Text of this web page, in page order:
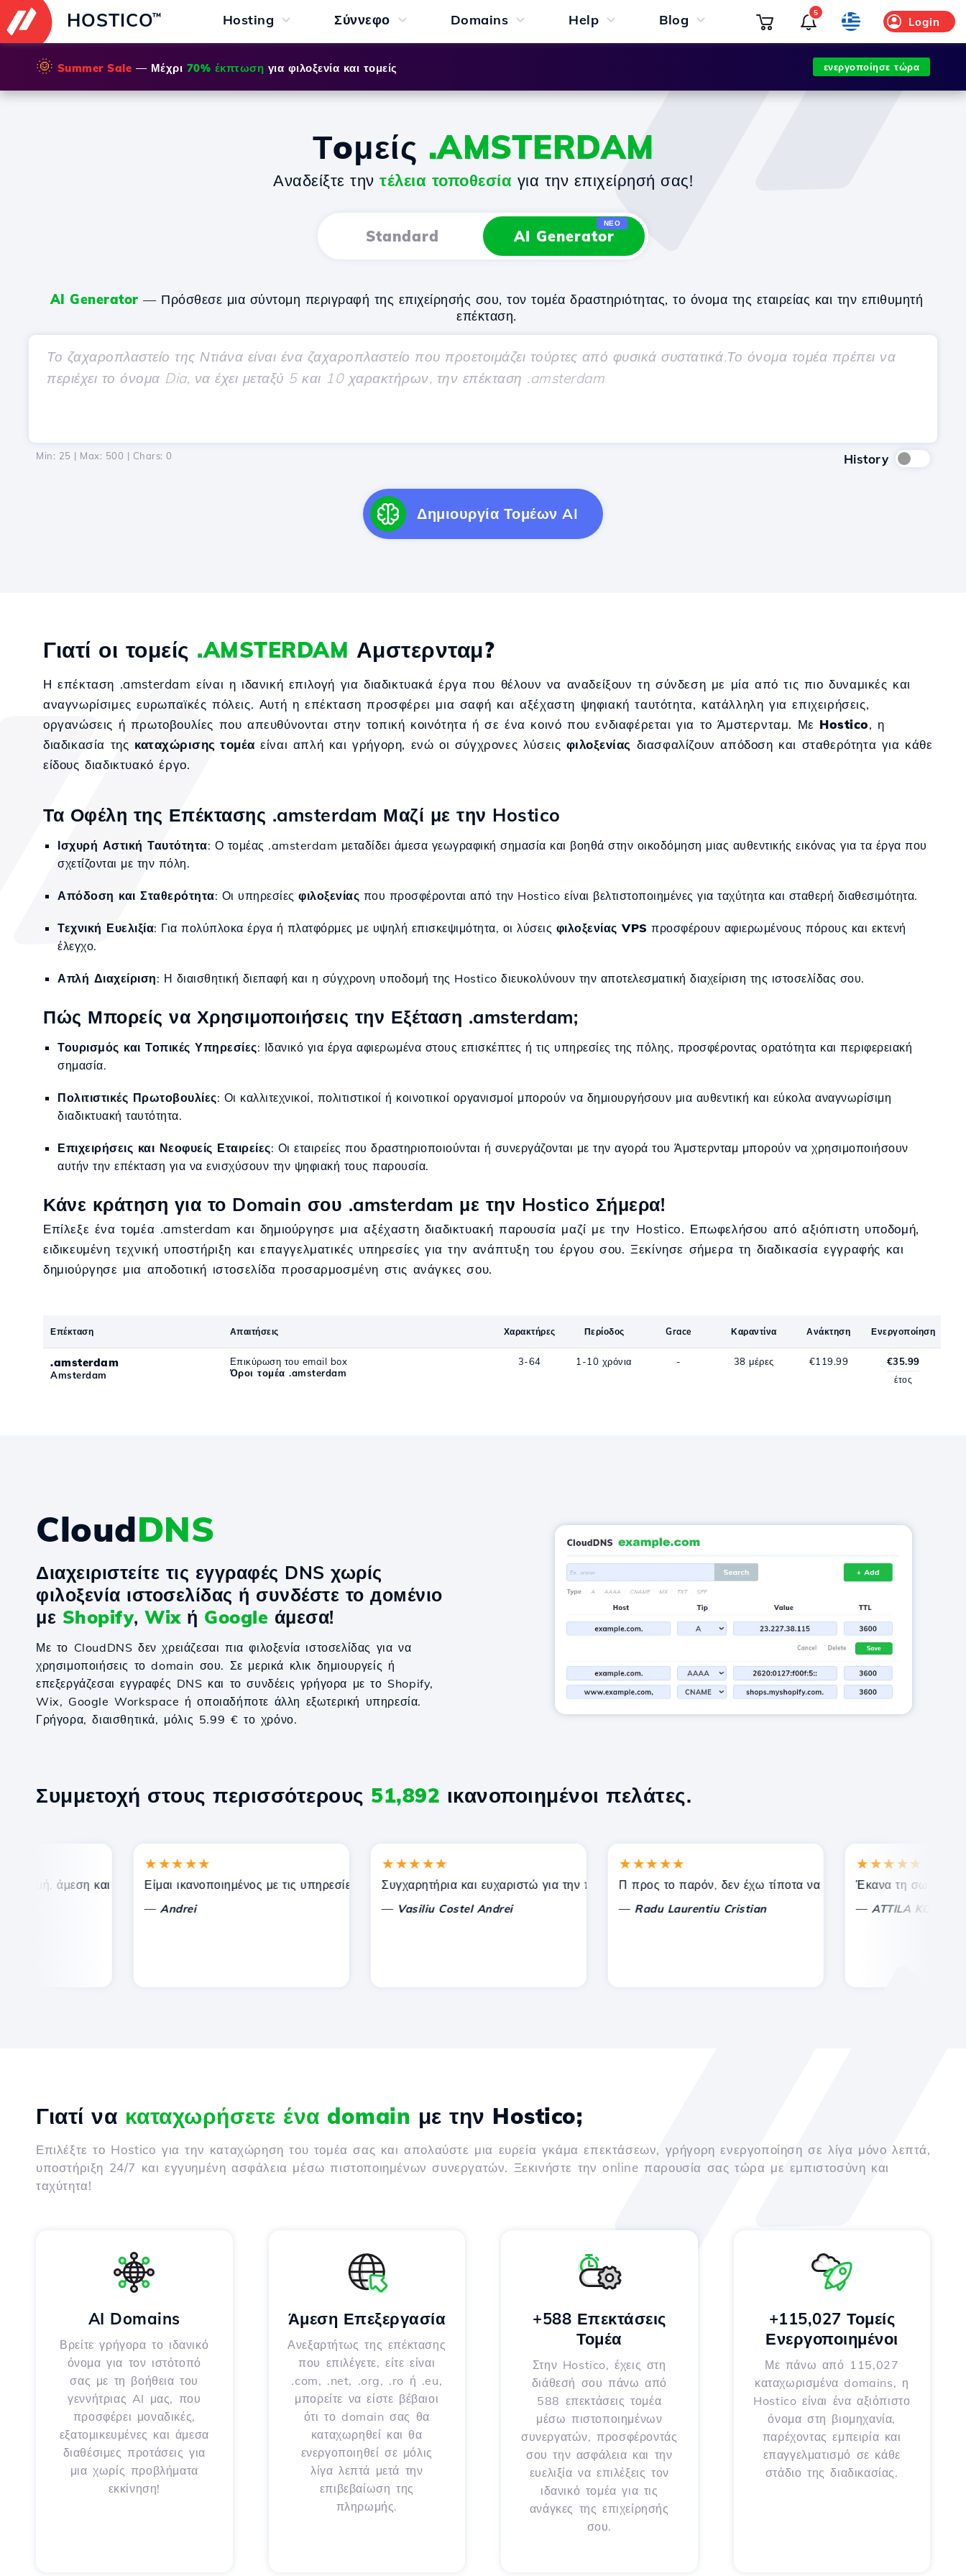
HOSTICO™ Hosting Σύννεφο Domains Help Blog Login
5
🌞 Summer Sale — Μέχρι 70% έκπτωση για φιλοξενία και τομείς ενεργοποίησε τώρα
Τoμείς .AMSTERDAM
Αναδείξτε την τέλεια τοποθεσία για την επιχείρησή σας!
Standard AI Generator
ΝΈΟ
AI Generator — Πρόσθεσε μια σύντομη περιγραφή της επιχείρησής σου, τον τομέα δραστηριότητας, το όνομα της εταιρείας και την επιθυμητή
επέκταση.
Min: 25 | Max: 500 | Chars: 0 History
Δημιουργία Τομέων AI
Γιατί οι τομείς .AMSTERDAM Αμστερνταμ?
Η επέκταση .amsterdam είναι η ιδανική επιλογή για διαδικτυακά έργα που θέλουν να αναδείξουν τη σύνδεση με μία από τις πιο δυναμικές και
αναγνωρίσιμες ευρωπαϊκές πόλεις. Αυτή η επέκταση προσφέρει μια σαφή και αξέχαστη ψηφιακή ταυτότητα, κατάλληλη για επιχειρήσεις,
οργανώσεις ή πρωτοβουλίες που απευθύνονται στην τοπική κοινότητα ή σε ένα κοινό που ενδιαφέρεται για το Άμστερνταμ. Με Hostico, η
διαδικασία της καταχώρισης τομέα είναι απλή και γρήγορη, ενώ οι σύγχρονες λύσεις φιλοξενίας διασφαλίζουν απόδοση και σταθερότητα για κάθε
είδους διαδικτυακό έργο.
Τα Οφέλη της Επέκτασης .amsterdam Μαζί με την Hostico
Ισχυρή Αστική Ταυτότητα: Ο τομέας .amsterdam μεταδίδει άμεσα γεωγραφική σημασία και βοηθά στην οικοδόμηση μιας αυθεντικής εικόνας για τα έργα που
σχετίζονται με την πόλη.
Απόδοση και Σταθερότητα: Οι υπηρεσίες φιλοξενίας που προσφέρονται από την Hostico είναι βελτιστοποιημένες για ταχύτητα και σταθερή διαθεσιμότητα.
Τεχνική Ευελιξία: Για πολύπλοκα έργα ή πλατφόρμες με υψηλή επισκεψιμότητα, οι λύσεις φιλοξενίας VPS προσφέρουν αφιερωμένους πόρους και εκτενή
έλεγχο.
Απλή Διαχείριση: Η διαισθητική διεπαφή και η σύγχρονη υποδομή της Hostico διευκολύνουν την αποτελεσματική διαχείριση της ιστοσελίδας σου.
Πώς Μπορείς να Χρησιμοποιήσεις την Εξέταση .amsterdam;
Τουρισμός και Τοπικές Υπηρεσίες: Ιδανικό για έργα αφιερωμένα στους επισκέπτες ή τις υπηρεσίες της πόλης, προσφέροντας ορατότητα και περιφερειακή
σημασία.
Πολιτιστικές Πρωτοβουλίες: Οι καλλιτεχνικοί, πολιτιστικοί ή κοινοτικοί οργανισμοί μπορούν να δημιουργήσουν μια αυθεντική και εύκολα αναγνωρίσιμη
διαδικτυακή ταυτότητα.
Επιχειρήσεις και Νεοφυείς Εταιρείες: Οι εταιρείες που δραστηριοποιούνται ή συνεργάζονται με την αγορά του Άμστερνταμ μπορούν να χρησιμοποιήσουν
αυτήν την επέκταση για να ενισχύσουν την ψηφιακή τους παρουσία.
Κάνε κράτηση για το Domain σου .amsterdam με την Hostico Σήμερα!
Επίλεξε ένα τομέα .amsterdam και δημιούργησε μια αξέχαστη διαδικτυακή παρουσία μαζί με την Hostico. Επωφελήσου από αξιόπιστη υποδομή,
ειδικευμένη τεχνική υποστήριξη και επαγγελματικές υπηρεσίες για την ανάπτυξη του έργου σου. Ξεκίνησε σήμερα τη διαδικασία εγγραφής και
δημιούργησε μια αποδοτική ιστοσελίδα προσαρμοσμένη στις ανάγκες σου.
Επέκταση Απαιτήσεις Χαρακτήρες Περίοδος Grace Καραντίνα Ανάκτηση Ενεργοποίηση
.amsterdam
Amsterdam
Επικύρωση του email box
Όροι τομέα .amsterdam
3-64 1-10 χρόνια - 38 μέρες €119.99 €35.99
έτος
CloudDNS
Διαχειριστείτε τις εγγραφές DNS χωρίς
φιλοξενία ιστοσελίδας ή συνδέστε το домένιο
με Shopify, Wixή Google άμεσα!
Με το CloudDNS δεν χρειάζεσαι πια φιλοξενία ιστοσελίδας για να
χρησιμοποιήσεις το domain σου. Σε μερικά κλικ δημιουργείς ή
επεξεργάζεσαι εγγραφές DNS και το συνδέεις γρήγορα με το Shopify,
Wix, Google Workspace ή οποιαδήποτε άλλη εξωτερική υπηρεσία.
Γρήγορα, διαισθητικά, μόλις 5.99 € το χρόνο.
Συμμετοχή στους περισσότερους 51,892 ικανοποιημένοι πελάτες.
άμεση και αποτελεσματική τεχνική υποστήριξη.
★★★★★
Είμαι ικανοποιημένος με τις υπηρεσίες που προσφέρει η Hostico. Σας έχω συστήσει σε άλλους γνωστούς.
Andrei
★★★★★
Συγχαρητήρια και ευχαριστώ για την παρεχόμενη υποστήριξη!
Vasiliu Costel Andrei
★★★★★
Π προς το παρόν, δεν έχω τίποτα να σχολιάσω, μόνο να εκτιμήσω.
Radu Laurentiu Cristian
★★★★★
Έκανα τη σωστή
ATTILA KOLES
Γιατί να καταχωρήσετε ένα domain με την Hostico;
Επιλέξτε το Hostico για την καταχώρηση του τομέα σας και απολαύστε μια ευρεία γκάμα επεκτάσεων, γρήγορη ενεργοποίηση σε λίγα μόνο λεπτά,
υποστήριξη 24/7 και εγγυημένη ασφάλεια μέσω πιστοποιημένων συνεργατών. Ξεκινήστε την online παρουσία σας τώρα με εμπιστοσύνη και
ταχύτητα!
AI Domains
Βρείτε γρήγορα το ιδανικό
όνομα για τον ιστότοπό
σας με τη βοήθεια του
γεννήτριας AI μας, που
προσφέρει μοναδικές,
εξατομικευμένες και άμεσα
διαθέσιμες προτάσεις για
μια χωρίς προβλήματα
εκκίνηση!
Άμεση Επεξεργασία
Ανεξαρτήτως της επέκτασης
που επιλέγετε, είτε είναι
.com, .net, .org, .ro ή .eu,
μπορείτε να είστε βέβαιοι
ότι το domain σας θα
καταχωρηθεί και θα
ενεργοποιηθεί σε μόλις
λίγα λεπτά μετά την
επιβεβαίωση της
πληρωμής.
+588 Επεκτάσεις
Τομέα
Στην Hostico, έχεις στη
διάθεσή σου πάνω από
588 επεκτάσεις τομέα
μέσω πιστοποιημένων
συνεργατών, προσφέροντάς
σου την ασφάλεια και την
ευελιξία να επιλέξεις τον
ιδανικό τομέα για τις
ανάγκες της επιχείρησής
σου.
+115,027 Τομείς
Ενεργοποιημένοι
Με πάνω από 115,027
καταχωρισμένα domains, η
Hostico είναι ένα αξιόπιστο
όνομα στη βιομηχανία,
παρέχοντας εμπειρία και
επαγγελματισμό σε κάθε
στάδιο της διαδικασίας.